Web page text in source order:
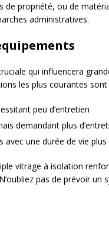
propriété, ou de
administratives.
qui influencera
les plus courantes sont
peu d’entretien
demandant plus
une durée de vie plus
vitrage à isolation
pas de prévoir un